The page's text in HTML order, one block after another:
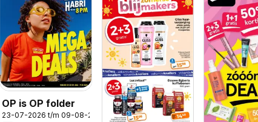
OP is OP folder
23-07-2026 t/m 09-08-2026